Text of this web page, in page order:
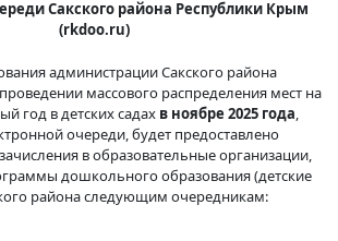
Сакского района Республики Крым
(rkdoo.ru)
администрации Сакского района
массового распределения мест на
год в детских садах в ноябре 2025 года,
очереди, будет предоставлено
в образовательные организации,
дошкольного образования (детские
района следующим очередникам: